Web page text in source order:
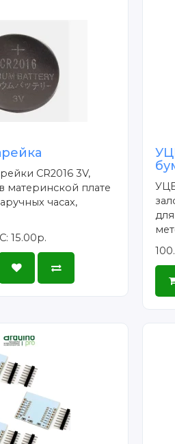
CR2016 3V,
материнской плате
часах,
15.00р.